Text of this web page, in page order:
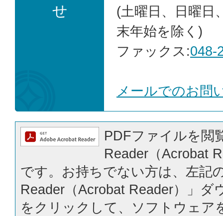
せ
(土曜日、日曜日
末年始を除く)
ファックス:048-
メールでのお問
PDFファイルを閲
Reader（Acrobat
です。お持ちでない方は、左記
Reader（Acrobat Reader）」ダ
をクリックして、ソフトウェア